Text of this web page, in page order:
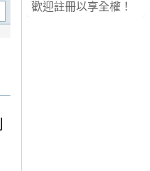
歡迎註冊以享全權！